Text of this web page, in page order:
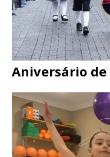
Aniversário de